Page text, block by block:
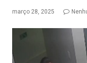
março 28, 2025